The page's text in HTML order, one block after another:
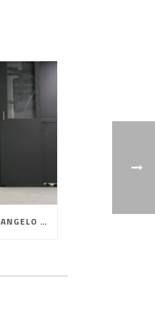
SZERVERTEREM-ÉPÍTÉS ANGELO MÓDRA